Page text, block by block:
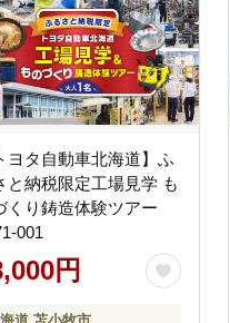
ヨタ自動車北海道】ふ
と納税限定工場見学 も
くり鋳造体験ツアー
001
円